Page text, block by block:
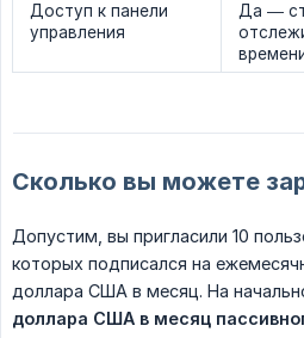
Доступ к панели
управления
Да —
Сколько вы можете
Допустим, вы пригласили 10
которых подписался на
доллара США в месяц. На
доллара США в месяц